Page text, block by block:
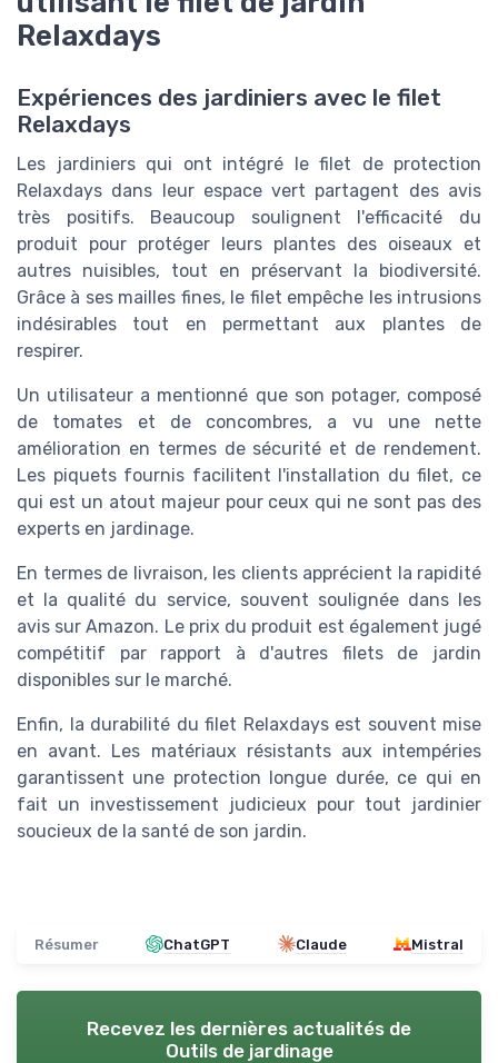
Relaxdays
Expériences des jardiniers avec le filet
Relaxdays
Les jardiniers qui ont intégré le filet de protection
Relaxdays dans leur espace vert partagent des avis
très positifs. Beaucoup soulignent l'efficacité du
produit pour protéger leurs plantes des oiseaux et
autres nuisibles, tout en préservant la biodiversité.
Grâce à ses mailles fines, le filet empêche les intrusions
indésirables tout en permettant aux plantes de
respirer.
Un utilisateur a mentionné que son potager, composé
de tomates et de concombres, a vu une nette
amélioration en termes de sécurité et de rendement.
Les piquets fournis facilitent l'installation du filet, ce
qui est un atout majeur pour ceux qui ne sont pas des
experts en jardinage.
En termes de livraison, les clients apprécient la rapidité
et la qualité du service, souvent soulignée dans les
avis sur Amazon. Le prix du produit est également jugé
compétitif par rapport à d'autres filets de jardin
disponibles sur le marché.
Enfin, la durabilité du filet Relaxdays est souvent mise
en avant. Les matériaux résistants aux intempéries
garantissent une protection longue durée, ce qui en
fait un investissement judicieux pour tout jardinier
soucieux de la santé de son jardin.
Résumer ChatGPT Claude Mistral
Recevez les dernières actualités de
Outils de jardinage